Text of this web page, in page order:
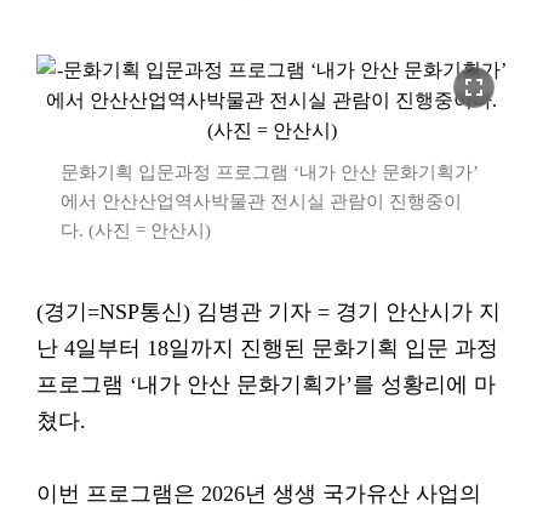
fullscreen
문화기획 입문과정 프로그램 ‘내가 안산 문화기획가’
에서 안산산업역사박물관 전시실 관람이 진행중이
다. (사진 = 안산시)
(경기=NSP통신) 김병관 기자 = 경기 안산시가 지
난 4일부터 18일까지 진행된 문화기획 입문 과정
프로그램 ‘내가 안산 문화기획가’를 성황리에 마
쳤다.
이번 프로그램은 2026년 생생 국가유산 사업의